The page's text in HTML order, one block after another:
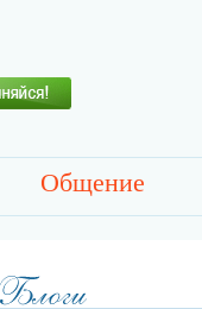
Общение